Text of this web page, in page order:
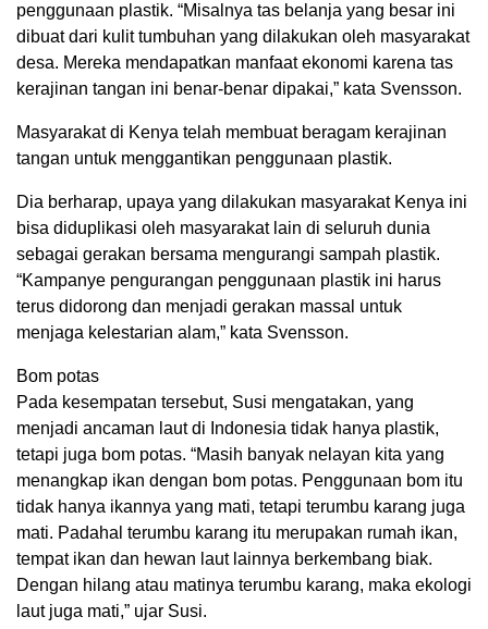
penggunaan plastik. “Misalnya tas belanja yang besar ini
dibuat dari kulit tumbuhan yang dilakukan oleh masyarakat
desa. Mereka mendapatkan manfaat ekonomi karena tas
kerajinan tangan ini benar-benar dipakai,” kata Svensson.
Masyarakat di Kenya telah membuat beragam kerajinan
tangan untuk menggantikan penggunaan plastik.
Dia berharap, upaya yang dilakukan masyarakat Kenya ini
bisa diduplikasi oleh masyarakat lain di seluruh dunia
sebagai gerakan bersama mengurangi sampah plastik.
“Kampanye pengurangan penggunaan plastik ini harus
terus didorong dan menjadi gerakan massal untuk
menjaga kelestarian alam,” kata Svensson.
Bom potas
Pada kesempatan tersebut, Susi mengatakan, yang
menjadi ancaman laut di Indonesia tidak hanya plastik,
tetapi juga bom potas. “Masih banyak nelayan kita yang
menangkap ikan dengan bom potas. Penggunaan bom itu
tidak hanya ikannya yang mati, tetapi terumbu karang juga
mati. Padahal terumbu karang itu merupakan rumah ikan,
tempat ikan dan hewan laut lainnya berkembang biak.
Dengan hilang atau matinya terumbu karang, maka ekologi
laut juga mati,” ujar Susi.